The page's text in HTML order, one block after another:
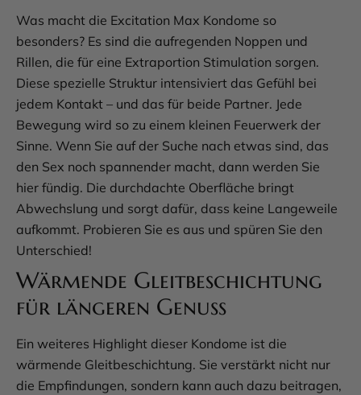
Was macht die Excitation Max Kondome so
besonders? Es sind die aufregenden Noppen und
Rillen, die für eine Extraportion Stimulation sorgen.
Diese spezielle Struktur intensiviert das Gefühl bei
jedem Kontakt – und das für beide Partner. Jede
Bewegung wird so zu einem kleinen Feuerwerk der
Sinne. Wenn Sie auf der Suche nach etwas sind, das
den Sex noch spannender macht, dann werden Sie
hier fündig. Die durchdachte Oberfläche bringt
Abwechslung und sorgt dafür, dass keine Langeweile
aufkommt. Probieren Sie es aus und spüren Sie den
Unterschied!
Wärmende Gleitbeschichtung
für längeren Genuss
Ein weiteres Highlight dieser Kondome ist die
wärmende Gleitbeschichtung. Sie verstärkt nicht nur
die Empfindungen, sondern kann auch dazu beitragen,